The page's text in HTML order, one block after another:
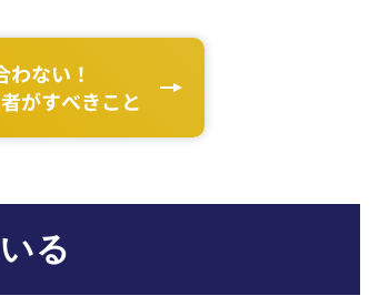
ない！
がすべきこと
る